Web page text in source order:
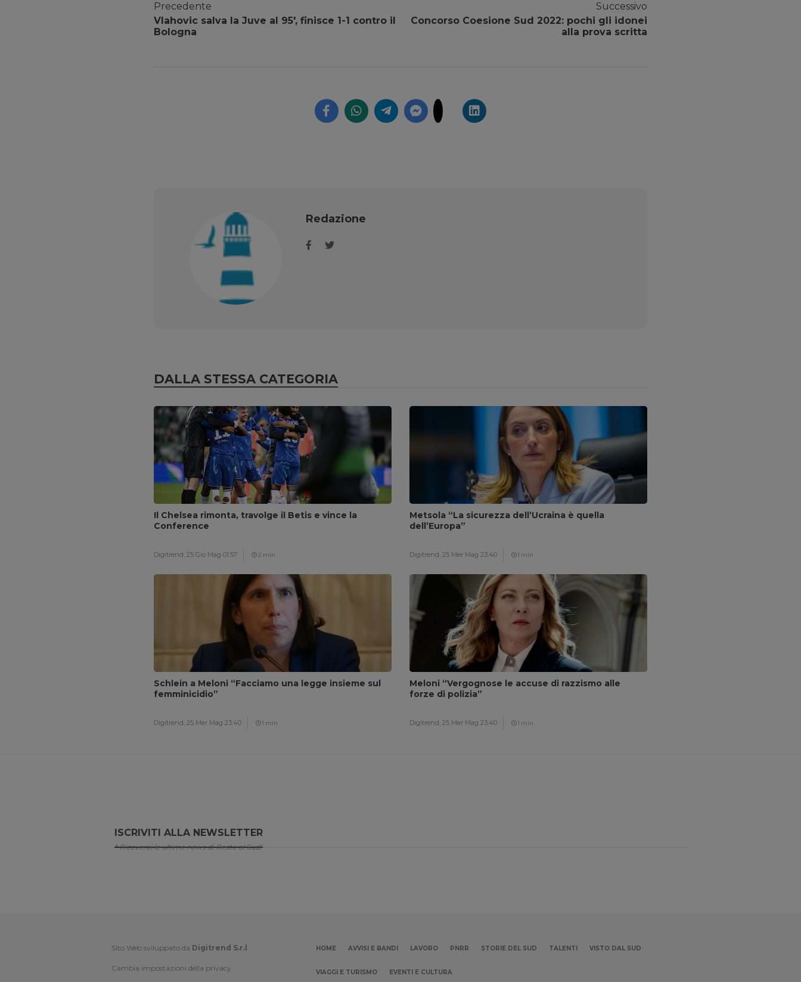
Precedente
Vlahovic salva la Juve al 95′, finisce 1-1 contro il
Bologna
Successivo
Concorso Coesione Sud 2022: pochi gli idonei
alla prova scritta
Redazione
DALLA STESSA CATEGORIA
Il Chelsea rimonta, travolge il Betis e vince la
Conference
Digitrend, 25 Gio Mag 01:57 2 min
Metsola “La sicurezza dell’Ucraina è quella
dell’Europa”
Digitrend, 25 Mer Mag 23:40 1 min
Schlein a Meloni “Facciamo una legge insieme sul
femminicidio”
Digitrend, 25 Mer Mag 23:40 1 min
Meloni “Vergognose le accuse di razzismo alle
forze di polizia”
Digitrend, 25 Mer Mag 23:40 1 min
ISCRIVITI ALLA NEWSLETTER
* Riceverai le ultime news di Resto al Sud!
Sito Web sviluppato da Digitrend S.r.l .
Cambia impostazioni della privacy
HOME AVVISI E BANDI LAVORO PNRR STORIE DEL SUD TALENTI VISTO DAL SUD
VIAGGI E TURISMO EVENTI E CULTURA